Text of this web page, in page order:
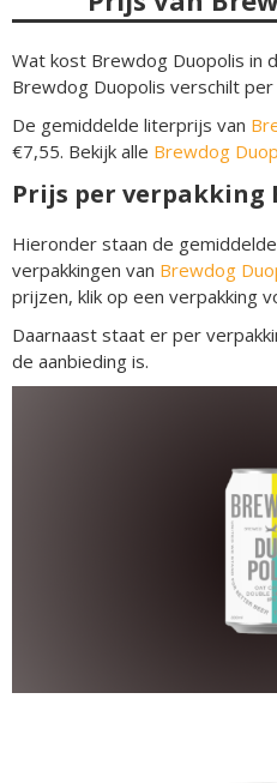
Wat kost Brewdog Duopolis in
Brewdog Duopolis verschilt
De gemiddelde literprijs van
€7,55. Bekijk alle Brewdog
Prijs per verpakking
Hieronder staan de
verpakkingen van Brewdog
prijzen, klik op een verpakking
Daarnaast staat er per
de aanbieding is.